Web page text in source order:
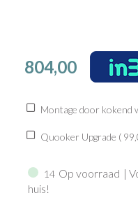
804,00
Montage door kokend
Quooker Upgrade (
14 Op voorraad |
huis!